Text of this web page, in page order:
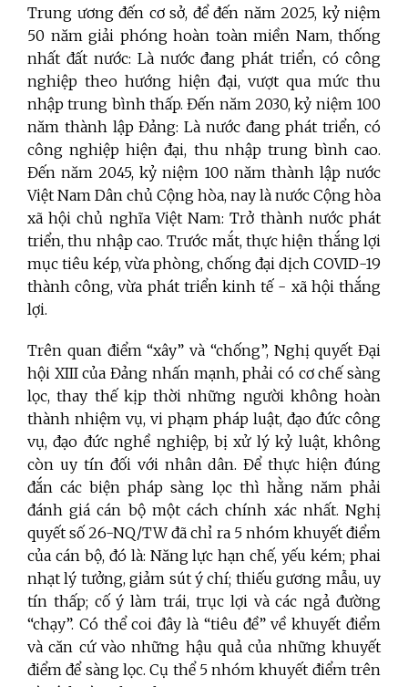
Trung ương đến cơ sở, để đến năm 2025, kỷ niệm
50 năm giải phóng hoàn toàn miền Nam, thống
nhất đất nước: Là nước đang phát triển, có công
nghiệp theo hướng hiện đại, vượt qua mức thu
nhập trung bình thấp. Đến năm 2030, kỷ niệm 100
năm thành lập Đảng: Là nước đang phát triển, có
công nghiệp hiện đại, thu nhập trung bình cao.
Đến năm 2045, kỷ niệm 100 năm thành lập nước
Việt Nam Dân chủ Cộng hòa, nay là nước Cộng hòa
xã hội chủ nghĩa Việt Nam: Trở thành nước phát
triển, thu nhập cao. Trước mắt, thực hiện thắng lợi
mục tiêu kép, vừa phòng, chống đại dịch COVID-19
thành công, vừa phát triển kinh tế - xã hội thắng
lợi.
Trên quan điểm “xây” và “chống”, Nghị quyết Đại
hội XIII của Đảng nhấn mạnh, phải có cơ chế sàng
lọc, thay thế kịp thời những người không hoàn
thành nhiệm vụ, vi phạm pháp luật, đạo đức công
vụ, đạo đức nghề nghiệp, bị xử lý kỷ luật, không
còn uy tín đối với nhân dân. Để thực hiện đúng
đắn các biện pháp sàng lọc thì hằng năm phải
đánh giá cán bộ một cách chính xác nhất. Nghị
quyết số 26-NQ/TW đã chỉ ra 5 nhóm khuyết điểm
của cán bộ, đó là: Năng lực hạn chế, yếu kém; phai
nhạt lý tưởng, giảm sút ý chí; thiếu gương mẫu, uy
tín thấp; cố ý làm trái, trục lợi và các ngả đường
“chạy”. Có thể coi đây là “tiêu đề” về khuyết điểm
và căn cứ vào những hậu quả của những khuyết
điểm để sàng lọc. Cụ thể 5 nhóm khuyết điểm trên